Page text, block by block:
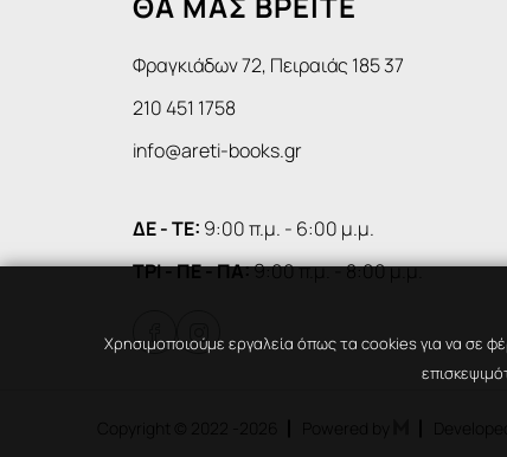
Φραγκιάδων 72, Πειραιάς 185 37
210 451 1758
info@areti-books.gr
ΔΕ - ΤΕ: 9:00 π.μ. - 6:00 μ.μ.
ΤΡΙ - ΠΕ - ΠΑ:9:00 π.μ. - 8:00 μ.μ.
Χρησιμοποιούμε εργαλεία όπως τα cookies για να σε